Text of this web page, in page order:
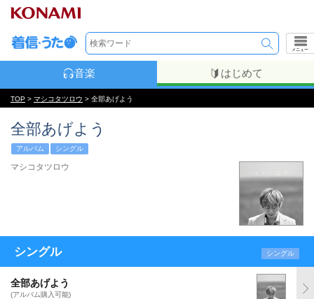
メニュー
音楽 はじめて
TOP > マシコタツロウ > 全部あげよう
全部あげよう
アルバム シングル
マシコタツロウ
シングル シングル
全部あげよう
(アルバム購入可能)